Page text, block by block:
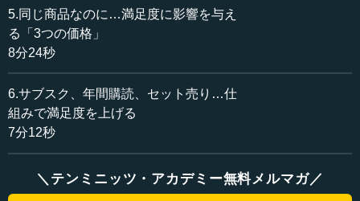
状況A：1万円のミュージカルのチケットを買って会場に
行ったところ、チケットをなくしてしまったことに気づき
ました。このときにあなたは1万円を追加で払ってミュージ
カルのチケットを買いますか。
状況B：ミュージカルを見るため会場でチケットを買おう
としたところ、ポケットの1万円を落としてしまったことに
気づきました。まだ1万円を違うところに置いてあったので
すが、それを使ってチケットを再購買しますか。
この状況AとBで、どのくらいの人が再購買をするかを実
5.同じ商品なのに…満足度に影響を与え
る「3つの価格」
8分24秒
6.サブスク、年間購読、セット売り…仕
組みで満足度を上げる
7分12秒
＼テンミニッツ・アカデミー無料メルマガ／